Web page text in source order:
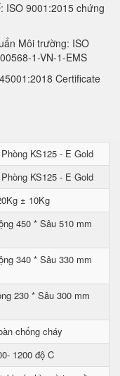
: ISO 9001:2015 chứng
Môi trường: ISO
1-VN-1-EMS
Certificate
KS125 - E Gold
KS125 - E Gold
± 10Kg
450 * Sâu 510 mm
340 * Sâu 330 mm
230 * Sâu 300 mm
chống cháy
1200 độ C